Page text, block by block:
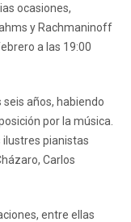
ocasiones,
y Rachmaninoff
a las 19:00
años, habiendo
por la música.
ilustres pianistas
Carlos
entre ellas